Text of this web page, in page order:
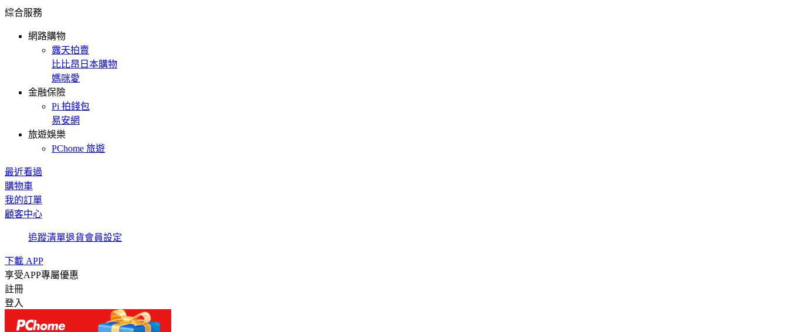
綜合服務
網路購物
露天拍賣
比比昂日本購物
媽咪愛
金融保險
Pi 拍錢包
易安網
旅遊娛樂
PChome 旅遊
最近看過
購物車
我的訂單
顧客中心
追蹤清單退貨會員設定
下載 APP
享受APP專屬優惠
註冊
登入